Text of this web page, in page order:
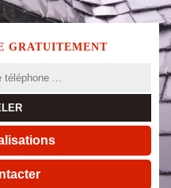
GRATUITEMENT